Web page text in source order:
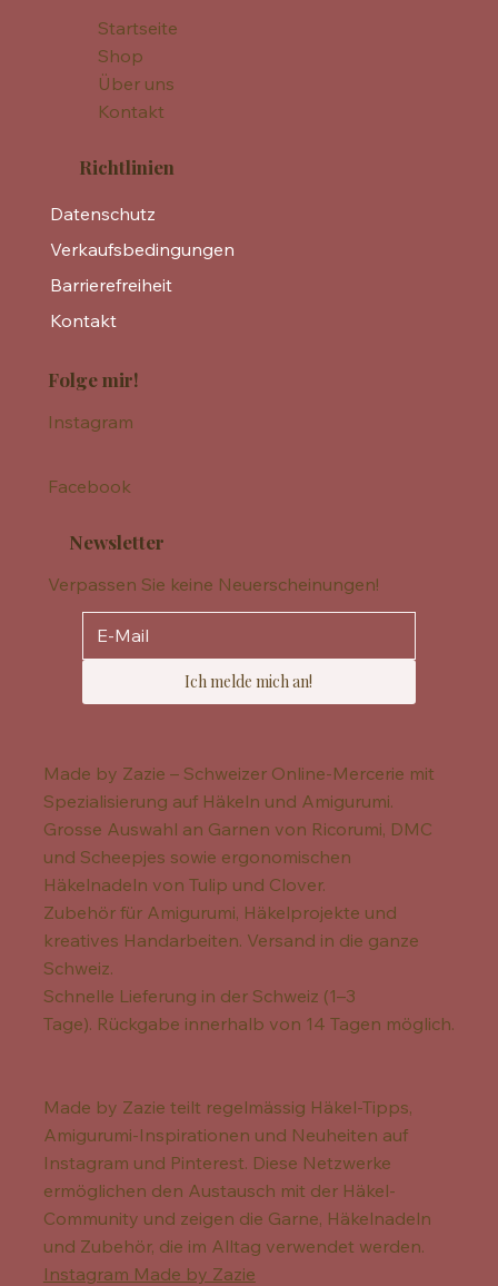
Startseite
Shop
Über uns
Kontakt
Richtlinien
Datenschutz
Verkaufsbedingungen
Barrierefreiheit
Kontakt
Folge mir!
Instagram
Facebook
Newsletter
Verpassen Sie keine Neuerscheinungen!
Ich melde mich an!
Made by Zazie – Schweizer Online-Mercerie mit
Spezialisierung auf Häkeln und Amigurumi.
Grosse Auswahl an Garnen von Ricorumi, DMC
und Scheepjes sowie ergonomischen
Häkelnadeln von Tulip und Clover.
Zubehör für Amigurumi, Häkelprojekte und
kreatives Handarbeiten. Versand in die ganze
Schweiz.
Schnelle Lieferung in der Schweiz (1–3
Tage). Rückgabe innerhalb von 14 Tagen möglich.
Made by Zazie teilt regelmässig Häkel-Tipps,
Amigurumi-Inspirationen und Neuheiten auf
Instagram und Pinterest. Diese Netzwerke
ermöglichen den Austausch mit der Häkel-
Community und zeigen die Garne, Häkelnadeln
und Zubehör, die im Alltag verwendet werden.
Instagram Made by Zazie